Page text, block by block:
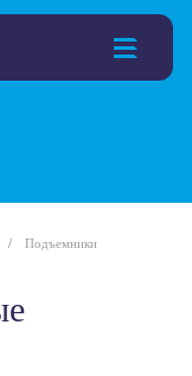
Подъемники